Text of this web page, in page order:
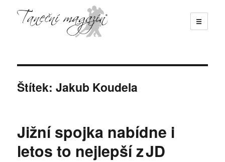
☰
Štítek:Jakub Koudela
Jižní spojka nabídne i
letos to nejlepší z JD